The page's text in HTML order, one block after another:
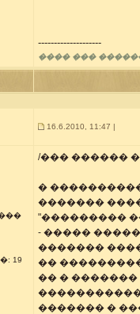
--------------------
���� ���
16.6.2010, 11:47 |
19
/��� ������
�
�������
"���������
- �����
�������
��
�� �
������� �